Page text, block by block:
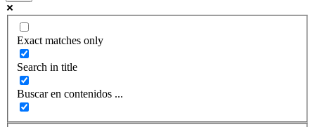
Exact matches only
Search in title
Buscar en contenidos ...